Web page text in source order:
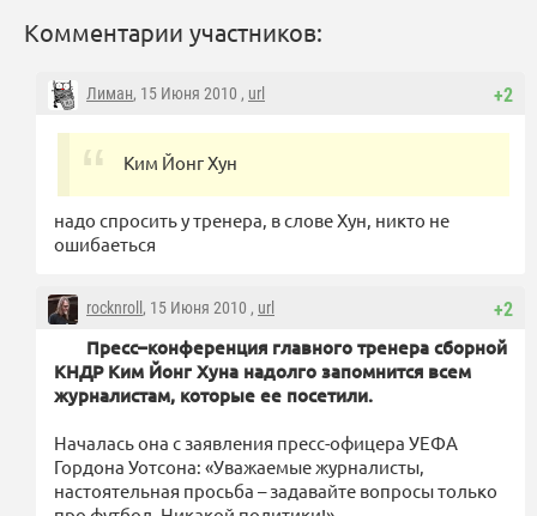
Комментарии участников:
+2
Лиман, 15 Июня 2010 , url
Ким Йонг Хун
надо спросить у тренера, в слове Хун, никто не
ошибаеться
+2
rocknroll , 15 Июня 2010 , url
Пресс–конференция главного тренера сборной
КНДР Ким Йонг Хуна надолго запомнится всем
журналистам, которые ее посетили.
Началась она с заявления пресс-офицера УЕФА
Гордона Уотсона: «Уважаемые журналисты,
настоятельная просьба – задавайте вопросы только